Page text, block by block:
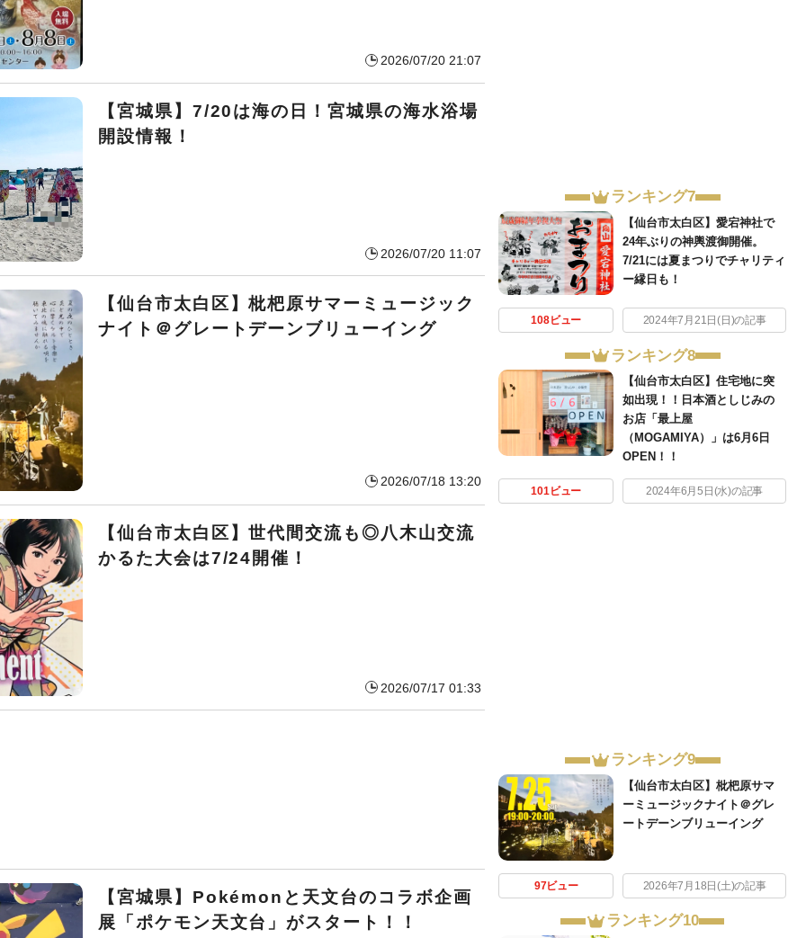
2026/07/20 21:07
【宮城県】7/20は海の日！宮城県の海水浴場
開設情報！
2026/07/20 11:07
【仙台市太白区】枇杷原サマーミュージック
ナイト＠グレートデーンブリューイング
2026/07/18 13:20
【仙台市太白区】世代間交流も◎八木山交流
かるた大会は7/24開催！
2026/07/17 01:33
【宮城県】Pokémonと天文台のコラボ企画
展「ポケモン天文台」がスタート！！
ランキング7
【仙台市太白区】愛宕神社で
24年ぶりの神輿渡御開催。
7/21には夏まつりでチャリティ
ー縁日も！
108ビュー 2024年7月21日(日)の記事
ランキング8
【仙台市太白区】住宅地に突
如出現！！日本酒としじみの
お店「最上屋
（MOGAMIYA）」は6月6日
OPEN！！
101ビュー 2024年6月5日(水)の記事
ランキング9
【仙台市太白区】枇杷原サマ
ーミュージックナイト＠グレ
ートデーンブリューイング
97ビュー 2026年7月18日(土)の記事
ランキング10